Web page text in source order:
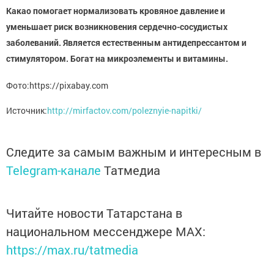
Какао помогает нормализовать кровяное давление и
уменьшает риск возникновения сердечно-сосудистых
заболеваний. Является естественным антидепрессантом и
стимулятором. Богат на микроэлементы и витамины.
Фото:https://pixabay.com
Источник:http://mirfactov.com/poleznyie-napitki/
Следите за самым важным и интересным в
Telegram-канале Татмедиа
Читайте новости Татарстана в
национальном мессенджере MАХ:
https://max.ru/tatmedia